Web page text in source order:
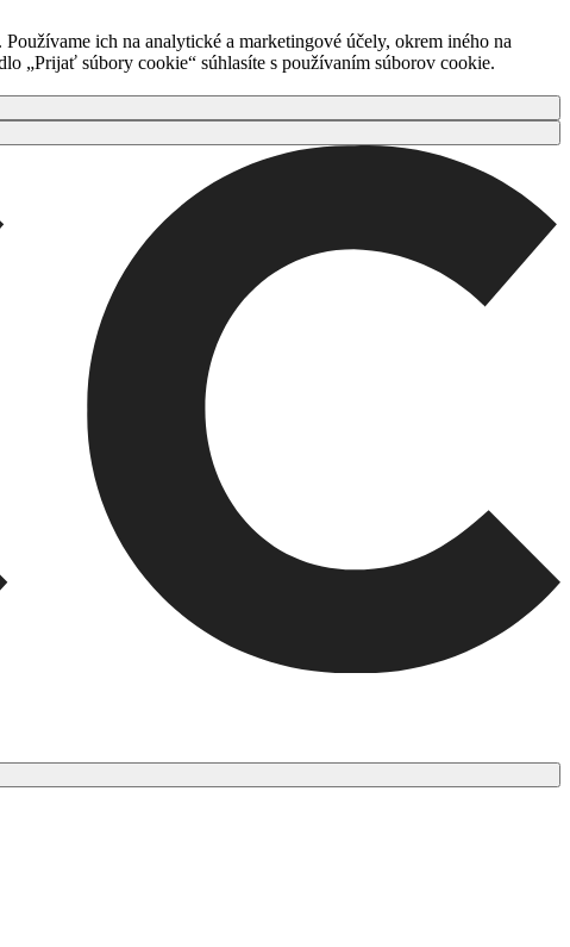
ich na analytické a marketingové účely, okrem iného na
„Prijať súbory cookie“ súhlasíte s používaním súborov cookie.